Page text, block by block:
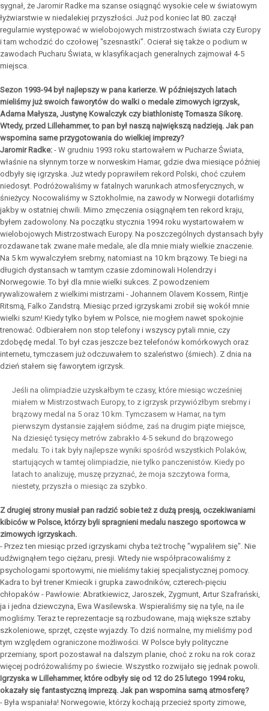
sygnał, że Jaromir Radke ma szanse osiągnąć wysokie cele w światowym
łyżwiarstwie w niedalekiej przyszłości. Już pod koniec lat 80. zaczął
regularnie występować w wielobojowych mistrzostwach świata czy Europy
i tam wchodzić do czołowej "szesnastki". Ocierał się także o podium w
zawodach Pucharu Świata, w klasyfikacjach generalnych zajmował 4-5
miejsca.
Sezon 1993-94 był najlepszy w pana karierze. W późniejszych latach
mieliśmy już swoich faworytów do walki o medale zimowych igrzysk,
Adama Małysza, Justynę Kowalczyk czy biathlonistę Tomasza Sikorę.
Wtedy, przed Lillehammer, to pan był naszą największą nadzieją. Jak pan
wspomina same przygotowania do wielkiej imprezy?
Jaromir Radke: - W grudniu 1993 roku startowałem w Pucharze Świata,
właśnie na słynnym torze w norweskim Hamar, gdzie dwa miesiące później
odbyły się igrzyska. Już wtedy poprawiłem rekord Polski, choć czułem
niedosyt. Podróżowaliśmy w fatalnych warunkach atmosferycznych, w
śnieżycy. Nocowaliśmy w Sztokholmie, na zawody w Norwegii dotarliśmy
jakby w ostatniej chwili. Mimo zmęczenia osiągnąłem ten rekord kraju,
byłem zadowolony. Na początku stycznia 1994 roku wystartowałem w
wielobojowych Mistrzostwach Europy. Na poszczególnych dystansach były
rozdawane tak zwane małe medale, ale dla mnie miały wielkie znaczenie.
Na 5 km wywalczyłem srebrny, natomiast na 10 km brązowy. Te biegi na
długich dystansach w tamtym czasie zdominowali Holendrzy i
Norwegowie. To był dla mnie wielki sukces. Z powodzeniem
rywalizowałem z wielkimi mistrzami - Johannem Olavem Kossem, Rintje
Ritsmą, Falko Zandstrą. Miesiąc przed igrzyskami zrobił się wokół mnie
wielki szum! Kiedy tylko byłem w Polsce, nie mogłem nawet spokojnie
trenować. Odbierałem non stop telefony i wszyscy pytali mnie, czy
zdobędę medal. To był czas jeszcze bez telefonów komórkowych oraz
internetu, tymczasem już odczuwałem to szaleństwo (śmiech). Z dnia na
dzień stałem się faworytem igrzysk.
Jeśli na olimpiadzie uzyskałbym te czasy, które miesiąc wcześniej
miałem w Mistrzostwach Europy, to z igrzysk przywiózłbym srebrny i
brązowy medal na 5 oraz 10 km. Tymczasem w Hamar, na tym
pierwszym dystansie zająłem siódme, zaś na drugim piąte miejsce,
Na dziesięć tysięcy metrów zabrakło 4-5 sekund do brązowego
medalu. To i tak były najlepsze wyniki spośród wszystkich Polaków,
startujących w tamtej olimpiadzie, nie tylko panczenistów. Kiedy po
latach to analizuję, muszę przyznać, że moja szczytowa forma,
niestety, przyszła o miesiąc za szybko.
Z drugiej strony musiał pan radzić sobie też z dużą presją, oczekiwaniami
kibiców w Polsce, którzy byli spragnieni medalu naszego sportowca w
zimowych igrzyskach.
- Przez ten miesiąc przed igrzyskami chyba też trochę "wypaliłem się". Nie
udźwignąłem tego ciężaru, presji. Wtedy nie współpracowaliśmy z
psychologami sportowymi, nie mieliśmy takiej specjalistycznej pomocy.
Kadra to był trener Kmiecik i grupka zawodników, czterech-pięciu
chłopaków - Pawłowie: Abratkiewicz, Jaroszek, Zygmunt, Artur Szafrański,
ja i jedna dziewczyna, Ewa Wasilewska. Wspieraliśmy się na tyle, na ile
mogliśmy. Teraz te reprezentacje są rozbudowane, mają większe sztaby
szkoleniowe, sprzęt, częste wyjazdy. To dziś normalne, my mieliśmy pod
tym względem ograniczone możliwości. W Polsce były polityczne
przemiany, sport pozostawał na dalszym planie, choć z roku na rok coraz
więcej podróżowaliśmy po świecie. Wszystko rozwijało się jednak powoli.
Igrzyska w Lillehammer, które odbyły się od 12 do 25 lutego 1994 roku,
okazały się fantastyczną imprezą. Jak pan wspomina samą atmosferę?
- Była wspaniała! Norwegowie, którzy kochają przecież sporty zimowe,